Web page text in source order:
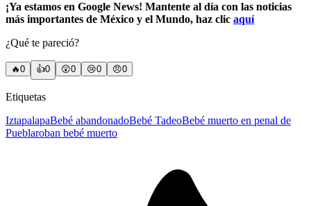
¡Ya estamos en Google News! Mantente al día con las noticias
más importantes de México y el Mundo, haz clic aquí
¿Qué te pareció?
🔥0 👍0 😲0 😢0 😠0
Etiquetas
IztapalapaBebé abandonadoBebé TadeoBebé muerto en penal de
Pueblaroban bebé muerto